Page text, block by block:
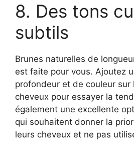
8. Des tons
subtils
Brunes naturelles de
est faite pour vous. Ajoutez
profondeur et de couleur sur
cheveux pour essayer la
également une excellente
qui souhaitent donner la
leurs cheveux et ne pas